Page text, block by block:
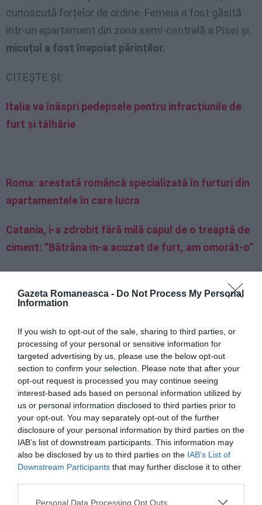
Gazeta Romaneasca - Do Not Process My Personal
Information
If you wish to opt-out of the sale, sharing to third parties, or
processing of your personal or sensitive information for
targeted advertising by us, please use the below opt-out
section to confirm your selection. Please note that after your
opt-out request is processed you may continue seeing
interest-based ads based on personal information utilized by
us or personal information disclosed to third parties prior to
your opt-out. You may separately opt-out of the further
disclosure of your personal information by third parties on the
IAB’s list of downstream participants. This information may
also be disclosed by us to third parties on the IAB’s List of
Downstream Participants that may further disclose it to other
Personal Data Processing Opt Outs
cunoscută forțelor de ordine. Femeia a fost găsită
într-un apartament din zona semi-centrală a Pisei și
micuțul a fost înapoiat părinților.
CITEȘTE ȘI:
Italia va înăspri pedepsele pentru infracțiunile de
furt și tâlhărie
Roma: arestată româncă specializată în furturi din
apartamentele în care lucra
Catania, i-a zdrobit fără milă capul de o treaptă de
ciment: ”Bătrâna m-a acuzat de furt, am omorât-o”
sechestrată, circula fără asigurare auto obligatorie
arestaţi în flagrant, alţi 14 au fost denunţaţi